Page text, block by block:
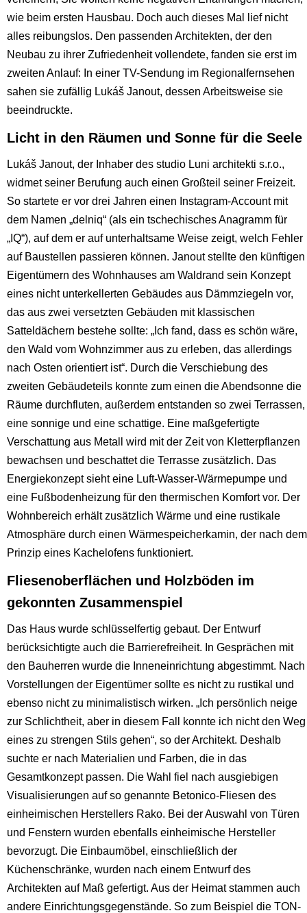
wie beim ersten Hausbau. Doch auch dieses Mal lief nicht
alles reibungslos. Den passenden Architekten, der den
Neubau zu ihrer Zufriedenheit vollendete, fanden sie erst im
zweiten Anlauf: In einer TV-Sendung im Regionalfernsehen
sahen sie zufällig Lukáš Janout, dessen Arbeitsweise sie
beeindruckte.
Licht in den Räumen und Sonne für die Seele
Lukáš Janout, der Inhaber des studio Luni architekti s.r.o.,
widmet seiner Berufung auch einen Großteil seiner Freizeit.
So startete er vor drei Jahren einen Instagram-Account mit
dem Namen „delniq“ (als ein tschechisches Anagramm für
„IQ“), auf dem er auf unterhaltsame Weise zeigt, welch Fehler
auf Baustellen passieren können. Janout stellte den künftigen
Eigentümern des Wohnhauses am Waldrand sein Konzept
eines nicht unterkellerten Gebäudes aus Dämmziegeln vor,
das aus zwei versetzten Gebäuden mit klassischen
Satteldächern bestehe sollte: „Ich fand, dass es schön wäre,
den Wald vom Wohnzimmer aus zu erleben, das allerdings
nach Osten orientiert ist“. Durch die Verschiebung des
zweiten Gebäudeteils konnte zum einen die Abendsonne die
Räume durchfluten, außerdem entstanden so zwei Terrassen,
eine sonnige und eine schattige. Eine maßgefertigte
Verschattung aus Metall wird mit der Zeit von Kletterpflanzen
bewachsen und beschattet die Terrasse zusätzlich. Das
Energiekonzept sieht eine Luft-Wasser-Wärmepumpe und
eine Fußbodenheizung für den thermischen Komfort vor. Der
Wohnbereich erhält zusätzlich Wärme und eine rustikale
Atmosphäre durch einen Wärmespeicherkamin, der nach dem
Prinzip eines Kachelofens funktioniert.
Fliesenoberflächen und Holzböden im
gekonnten Zusammenspiel
Das Haus wurde schlüsselfertig gebaut. Der Entwurf
berücksichtigte auch die Barrierefreiheit. In Gesprächen mit
den Bauherren wurde die Inneneinrichtung abgestimmt. Nach
Vorstellungen der Eigentümer sollte es nicht zu rustikal und
ebenso nicht zu minimalistisch wirken. „Ich persönlich neige
zur Schlichtheit, aber in diesem Fall konnte ich nicht den Weg
eines zu strengen Stils gehen“, so der Architekt. Deshalb
suchte er nach Materialien und Farben, die in das
Gesamtkonzept passen. Die Wahl fiel nach ausgiebigen
Visualisierungen auf so genannte Betonico-Fliesen des
einheimischen Herstellers Rako. Bei der Auswahl von Türen
und Fenstern wurden ebenfalls einheimische Hersteller
bevorzugt. Die Einbaumöbel, einschließlich der
Küchenschränke, wurden nach einem Entwurf des
Architekten auf Maß gefertigt. Aus der Heimat stammen auch
andere Einrichtungsgegenstände. So zum Beispiel die TON-